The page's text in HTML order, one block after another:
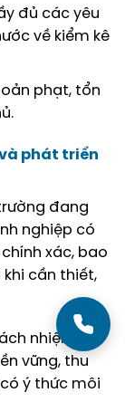
đủ các yêu
về kiểm kê
phạt, tổn
phát triển
đang
nghiệp có
xác, bao
cần thiết,
nhiệm xã
vững, thu
ý thức môi